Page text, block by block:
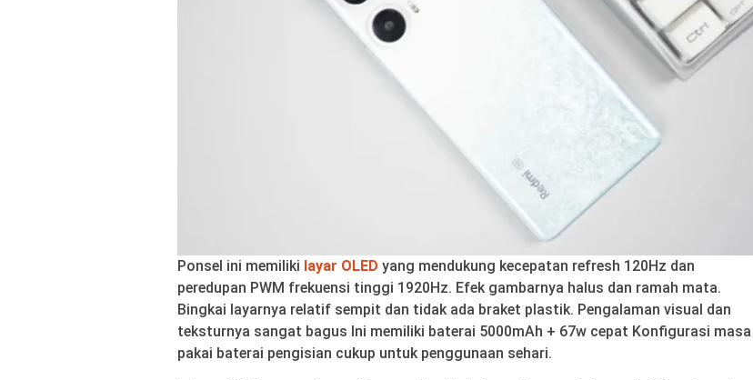
Ponsel ini memiliki layar OLED yang mendukung kecepatan refresh 120Hz dan
peredupan PWM frekuensi tinggi 1920Hz. Efek gambarnya halus dan ramah mata.
Bingkai layarnya relatif sempit dan tidak ada braket plastik. Pengalaman visual dan
teksturnya sangat bagus Ini memiliki baterai 5000mAh + 67w cepat Konfigurasi masa
pakai baterai pengisian cukup untuk penggunaan sehari.